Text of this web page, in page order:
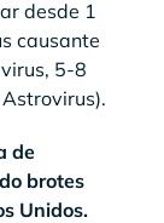
desde 1
causante
5-8
de
brotes
Unidos.